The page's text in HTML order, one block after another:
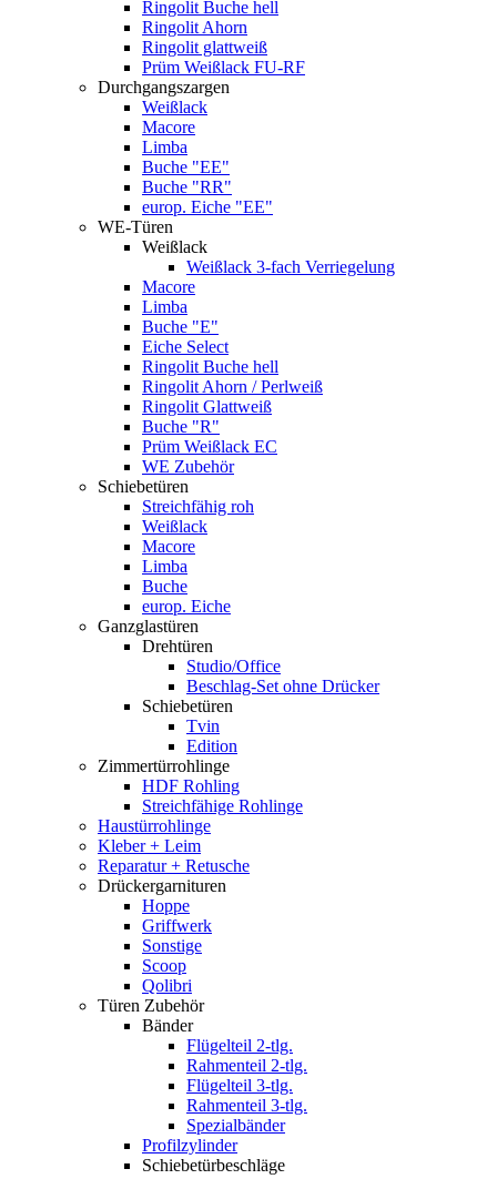
Ringolit Buche hell
Ringolit Ahorn
Ringolit glattweiß
Prüm Weißlack FU-RF
Durchgangszargen
Weißlack
Macore
Limba
Buche "EE"
Buche "RR"
europ. Eiche "EE"
WE-Türen
Weißlack
Weißlack 3-fach Verriegelung
Macore
Limba
Buche "E"
Eiche Select
Ringolit Buche hell
Ringolit Ahorn / Perlweiß
Ringolit Glattweiß
Buche "R"
Prüm Weißlack EC
WE Zubehör
Schiebetüren
Streichfähig roh
Weißlack
Macore
Limba
Buche
europ. Eiche
Ganzglastüren
Drehtüren
Studio/Office
Beschlag-Set ohne Drücker
Schiebetüren
Tvin
Edition
Zimmertürrohlinge
HDF Rohling
Streichfähige Rohlinge
Haustürrohlinge
Kleber + Leim
Reparatur + Retusche
Drückergarnituren
Hoppe
Griffwerk
Sonstige
Scoop
Qolibri
Türen Zubehör
Bänder
Flügelteil 2-tlg.
Rahmenteil 2-tlg.
Flügelteil 3-tlg.
Rahmenteil 3-tlg.
Spezialbänder
Profilzylinder
Schiebetürbeschläge